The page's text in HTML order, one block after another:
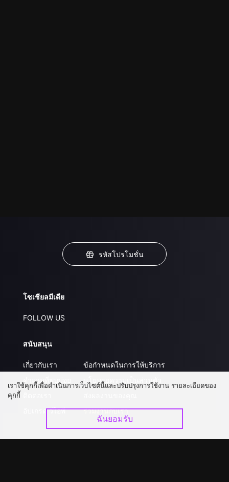
รหัสโปรโมชั่น
โซเชียลมีเดีย
FOLLOW US
สนับสนุน
เกี่ยวกับเรา
คำถามที่พบบ่อย
อัปเกรด วีไอพี
ข้อกำหนดในการให้บริการ
นโยบายความเป็นส่วนตัว
ร่วมงานกับเรา
เราใช้คุกกี้เพื่อดำเนินการเว็บไซต์นี้และปรับปรุงการใช้งาน รายละเอียดของ
คุกกี้
ฉันยอมรับ